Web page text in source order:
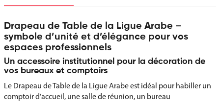
Drapeau de Table de la Ligue Arabe –
symbole d’unité et d’élégance pour vos
espaces professionnels
Un accessoire institutionnel pour la décoration de
vos bureaux et comptoirs
Le Drapeau de Table de la Ligue Arabe est idéal pour habiller un
comptoir d’accueil, une salle de réunion, un bureau